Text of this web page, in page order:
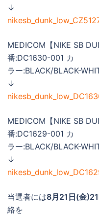
↓
MEDICOM【NIKE SB
番:DC1630-001 カ
ラー:BLACK/BLACK-
↓
MEDICOM【NIKE SB
番:DC1629-001 カ
ラー:BLACK/BLACK-
↓
当選者には8月21日(金
絡を